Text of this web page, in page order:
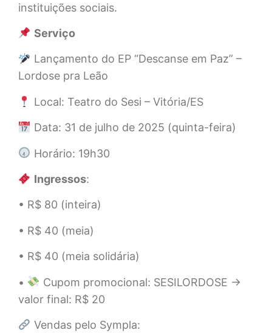
instituições sociais.
Serviço
Lançamento do EP “Descanse em Paz” –
Lordose pra Leão
Local: Teatro do Sesi – Vitória/ES
Data: 31 de julho de 2025 (quinta-feira)
Horário: 19h30
Ingressos:
• R$ 80 (inteira)
• R$ 40 (meia)
• R$ 40 (meia solidária)
•
Cupom promocional: SESILORDOSE →
valor final: R$ 20
Vendas pelo Sympla: